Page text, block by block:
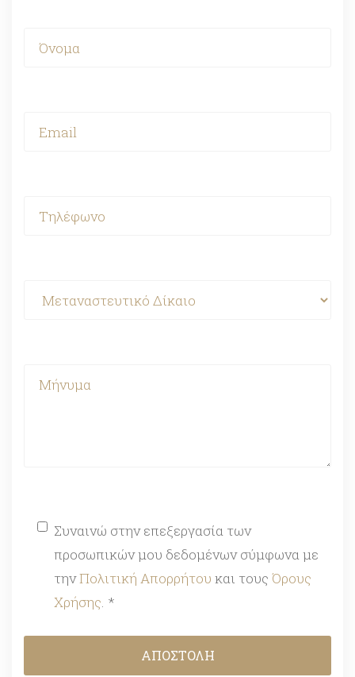
Συναινώ στην επεξεργασία των
προσωπικών μου δεδομένων σύμφωνα με
τηνΠολιτική Απορρήτου και τους Όρους
Χρήσης. *